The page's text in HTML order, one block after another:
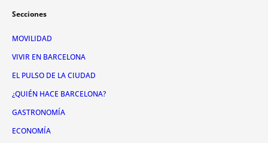
Secciones
MOVILIDAD
VIVIR EN BARCELONA
EL PULSO DE LA CIUDAD
¿QUIÉN HACE BARCELONA?
GASTRONOMÍA
ECONOMÍA